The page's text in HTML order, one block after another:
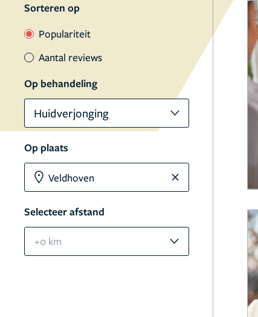
Sorteren op
Populariteit
Aantal reviews
Op behandeling
Huidverjonging
Op plaats
Selecteer afstand
+0 km